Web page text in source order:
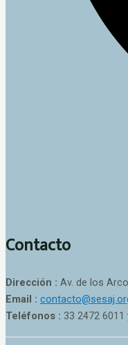
Contacto
Dirección : Av. de los
Email :
Teléfonos : 33 2472